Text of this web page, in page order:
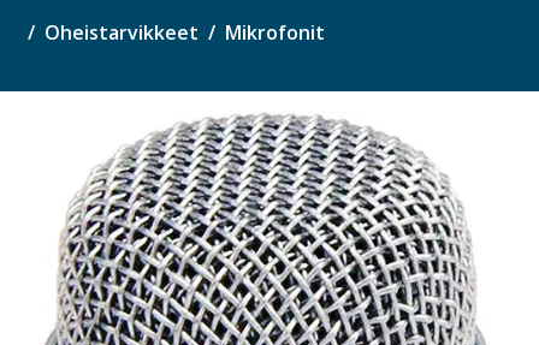
Oheistarvikkeet Mikrofonit